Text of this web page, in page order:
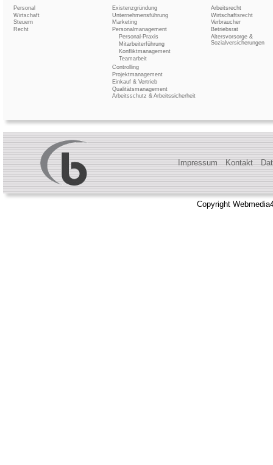
Personal
Wirtschaft
Steuern
Recht
Existenzgründung
Unternehmensführung
Marketing
Personalmanagement
Personal-Praxis
Mitarbeiterführung
Konfliktmanagement
Teamarbeit
Controlling
Projektmanagement
Einkauf & Vertrieb
Qualitätsmanagement
Arbeitsschutz & Arbeitssicherheit
Arbeitsrecht
Wirtschaftsrecht
Verbraucher
Betriebsrat
Altersvorsorge &
Sozialversicherungen
Impressum Kontakt
Copyright